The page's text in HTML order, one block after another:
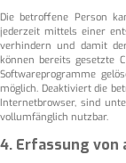
Die betroffene Person
jederzeit mittels einer
verhindern und damit
können bereits gesetzte
Softwareprogramme
möglich. Deaktiviert die
Internetbrowser, sind
vollumfänglich nutzbar.
4. Erfassung von